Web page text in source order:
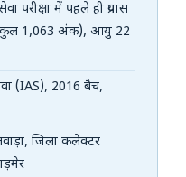
परीक्षा में पहले ही प्रयास
1,063 अंक), आयु 22
(IAS), 2016 बैच,
जिला कलेक्टर